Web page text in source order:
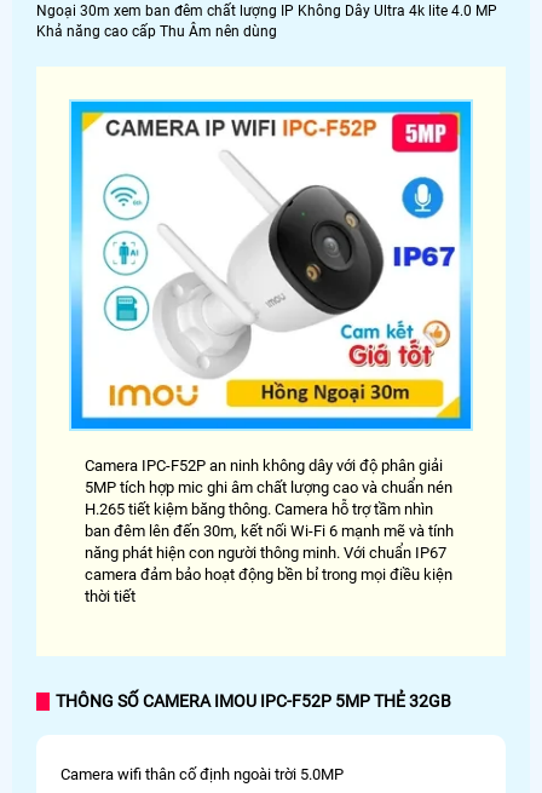
Ngoại 30m xem ban đêm chất lượng IP Không Dây Ultra 4k lite 4.0 MP
Khả năng cao cấp Thu Âm nên dùng
Camera IPC-F52P an ninh không dây với độ phân giải
5MP tích hợp mic ghi âm chất lượng cao và chuẩn nén
H.265 tiết kiệm băng thông. Camera hỗ trợ tầm nhìn
ban đêm lên đến 30m, kết nối Wi-Fi 6 mạnh mẽ và tính
năng phát hiện con người thông minh. Với chuẩn IP67
camera đảm bảo hoạt động bền bỉ trong mọi điều kiện
thời tiết
THÔNG SỐ CAMERA IMOU IPC-F52P 5MP THẺ 32GB
Camera wifi thân cố định ngoài trời 5.0MP